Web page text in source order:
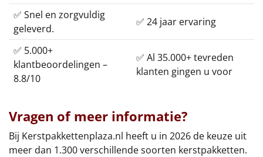
✅ Snel en zorgvuldig
geleverd.
✅ 24 jaar ervaring
✅ 5.000+
klantbeoordelingen –
8.8/10
✅ Al 35.000+ tevreden
klanten gingen u voor
Vragen of meer informatie?
Bij Kerstpakkettenplaza.nl heeft u in 2026 de keuze uit
meer dan 1.300 verschillende soorten kerstpakketten.